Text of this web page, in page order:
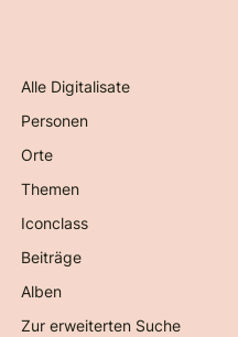
Alle Digitalisate
Personen
Orte
Themen
Iconclass
Beiträge
Alben
Zur erweiterten Suche